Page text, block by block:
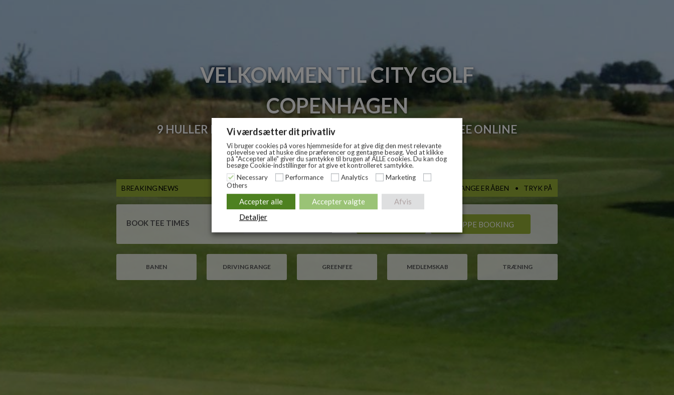
VELKOMMEN TIL CITY GOLF
COPENHAGEN
9 HULLER MIDT I SKØNNE KØBENHAVN - BOOK GREENFEE ONLINE
KR. 359
BOOK TEE TIMES GRUPPE BOOKING
BANEN DRIVING RANGE GREENFEE MEDLEMSKAB TRÆNING
Vi værdsætter dit privatliv
Vi bruger cookies på vores hjemmeside for at give dig den mest relevante
oplevelse ved at huske dine præferencer og gentagne besøg. Ved at klikke
på "Accepter alle" giver du samtykke til brugen af ​​ALLE cookies. Du kan dog
besøge Cookie-indstillinger for at give et kontrolleret samtykke.
Necessary
Performance Analytics
Marketing
Others
Accepter alle Accepter valgte
Afvis
Detaljer